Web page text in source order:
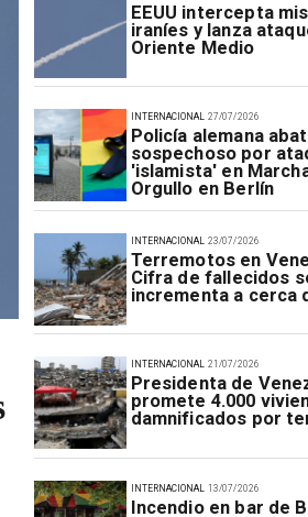
EEUU intercepta
iraníes y lanza
Oriente Medio
27/07/2026
Policía alemana
sospechoso por
'islamista' en
Orgullo en Berlín
INTERNACIONAL
23/07/2026
Terremotos en
Cifra de fallecidos
incrementa a cerca
INTERNACIONAL
21/07/2026
Presidenta de
promete 4.000
damnificados por
INTERNACIONAL
13/07/2026
Incendio en bar de
INTERNACIONAL